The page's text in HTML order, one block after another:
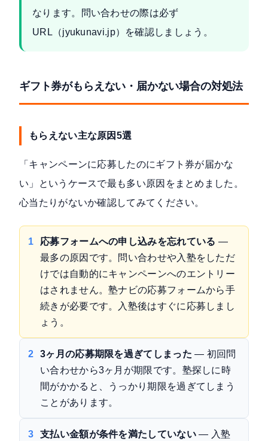
なります。問い合わせの際は必ず
URL（jyukunavi.jp）を確認しましょう。
ギフト券がもらえない・届かない場合の対処法
もらえない主な原因5選
「キャンペーンに応募したのにギフト券が届かな
い」というケースで最も多い原因をまとめました。
心当たりがないか確認してみてください。
1 応募フォームへの申し込みを忘れている —
最多の原因です。問い合わせや入塾をしただ
けでは自動的にキャンペーンへのエントリー
はされません。塾ナビの応募フォームから手
続きが必要です。入塾後はすぐに応募しまし
ょう。
2 3ヶ月の応募期限を過ぎてしまった — 初回問
い合わせから3ヶ月が期限です。塾探しに時
間がかかると、うっかり期限を過ぎてしまう
ことがあります。
3 支払い金額が条件を満たしていない— 入塾